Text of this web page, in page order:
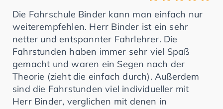
Die Fahrschule Binder kann man einfach nur
weiterempfehlen. Herr Binder ist ein sehr
netter und entspannter Fahrlehrer. Die
Fahrstunden haben immer sehr viel Spaß
gemacht und waren ein Segen nach der
Theorie (zieht die einfach durch). Außerdem
sind die Fahrstunden viel individueller mit
Herr Binder, verglichen mit denen in